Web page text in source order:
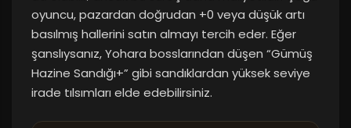
oyuncu, pazardan doğrudan +0 veya düşük artı
basılmış hallerini satın almayı tercih eder. Eğer
şanslıysanız, Yohara bosslarından düşen “Gümüş
Hazine Sandığı+” gibi sandıklardan yüksek seviye
irade tılsımları elde edebilirsiniz.